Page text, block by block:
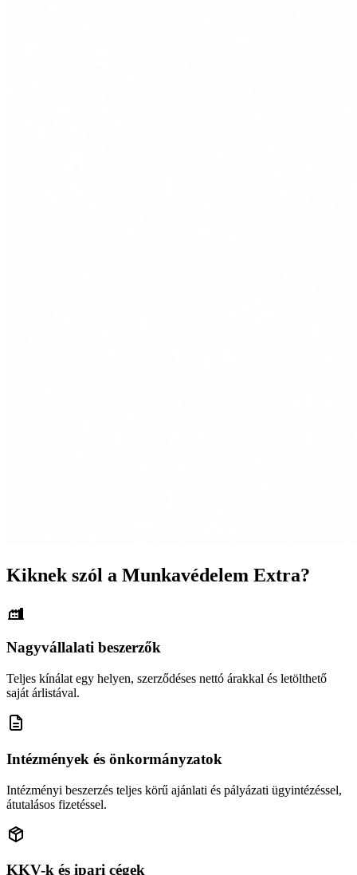
Kiknek szól a Munkavédelem Extra?
Nagyvállalati beszerzők
Teljes kínálat egy helyen, szerződéses nettó árakkal és letölthető
saját árlistával.
Intézmények és önkormányzatok
Intézményi beszerzés teljes körű ajánlati és pályázati ügyintézéssel,
átutalásos fizetéssel.
KKV-k és ipari cégek